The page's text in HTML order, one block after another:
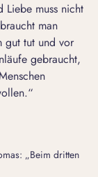
Liebe muss nicht
man
gut tut und vor
gebraucht,
„Beim dritten